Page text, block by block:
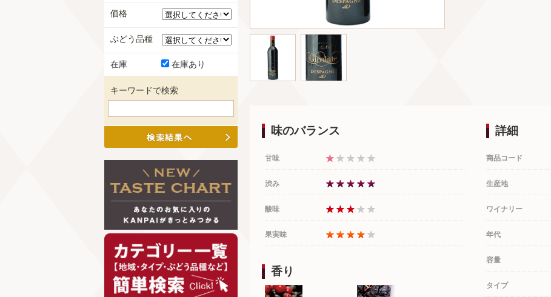
詳細
商品コード
生産地
ワイナリー
年代
容量
タイプ
味のバランス
甘味
渋み
酸味
果実味
香り
価格
ぶどう品種
在庫 在庫あり
キーワードで検索